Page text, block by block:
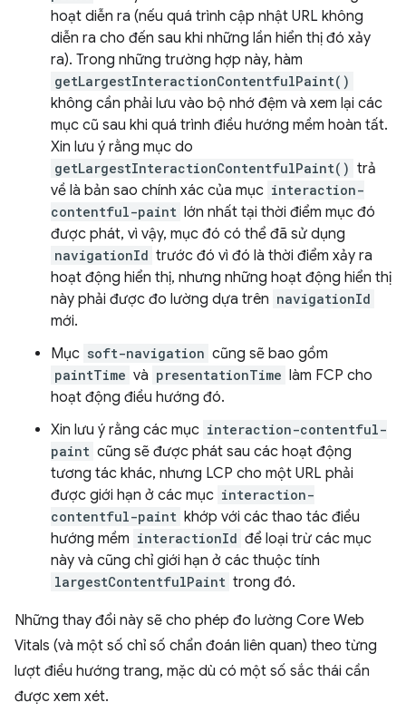
hoạt diễn ra (nếu quá trình cập nhật URL không
diễn ra cho đến sau khi những lần hiển thị đó xảy
ra). Trong những trường hợp này, hàm
getLargestInteractionContentfulPaint()
không cần phải lưu vào bộ nhớ đệm và xem lại các
mục cũ sau khi quá trình điều hướng mềm hoàn tất.
Xin lưu ý rằng mục do
getLargestInteractionContentfulPaint() trả
về là bản sao chính xác của mục interaction-
contentful-paint lớn nhất tại thời điểm mục đó
được phát, vì vậy, mục đó có thể đã sử dụng
navigationId trước đó vì đó là thời điểm xảy ra
hoạt động hiển thị, nhưng những hoạt động hiển thị
này phải được đo lường dựa trên navigationId
mới.
Mục soft-navigation cũng sẽ bao gồm
paintTime và presentationTime làm FCP cho
hoạt động điều hướng đó.
Xin lưu ý rằng các mục interaction-contentful-
paint cũng sẽ được phát sau các hoạt động
tương tác khác, nhưng LCP cho một URL phải
được giới hạn ở các mục interaction-
contentful-paint khớp với các thao tác điều
hướng mềm interactionId để loại trừ các mục
này và cũng chỉ giới hạn ở các thuộc tính
largestContentfulPaint trong đó.
Những thay đổi này sẽ cho phép đo lường Core Web
Vitals (và một số chỉ số chẩn đoán liên quan) theo từng
lượt điều hướng trang, mặc dù có một số sắc thái cần
được xem xét.